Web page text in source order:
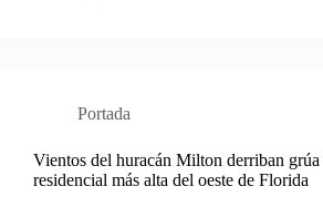
Portada
Vientos del huracán Milton derriban grúa
residencial más alta del oeste de Florida